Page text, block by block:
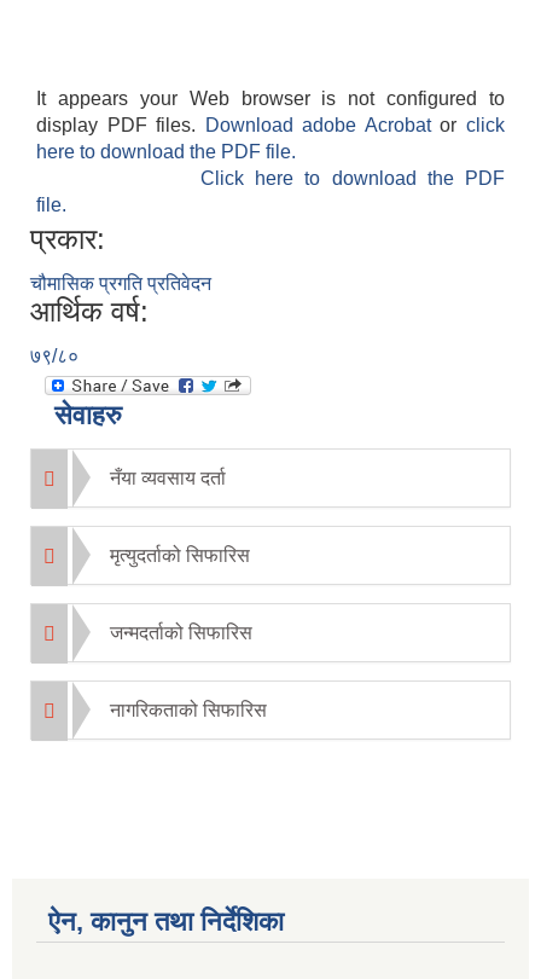
It appears your Web browser is not configured to
display PDF files.
Download adobe Acrobatorclick
here to download the PDF file.
Click here to download the PDF
file.
प्रकार:
चौमासिक प्रगति प्रतिवेदन
आर्थिक वर्ष:
७९/८०
सेवाहरु
नँया व्यवसाय दर्ता
मृत्युदर्ताको सिफारिस
जन्मदर्ताको सिफारिस
नागरिकताको सिफारिस
ऐन, कानुन तथा निर्देशिका